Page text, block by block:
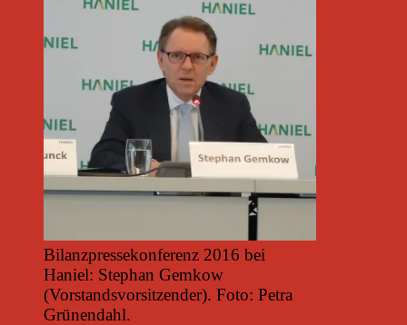
Bilanzpressekonferenz 2016 bei
Haniel: Stephan Gemkow
(Vorstandsvorsitzender). Foto: Petra
Grünendahl.